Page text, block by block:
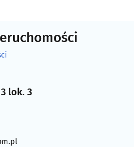
lok. 3